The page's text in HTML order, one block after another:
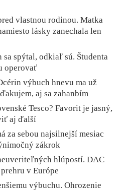
vlastnou rodinou. Matka
lásky zanechala len
spýtal, odkiaľ sú. Študenta
operovať
výbuch hnevu ma už
aj sa zahanbím
Tesco? Favorit je jasný,
aj ďalší
za sebou najsilnejší mesiac
zákrok
hlúpostí. DAC
v Európe
výbuchu. Ohrozenie